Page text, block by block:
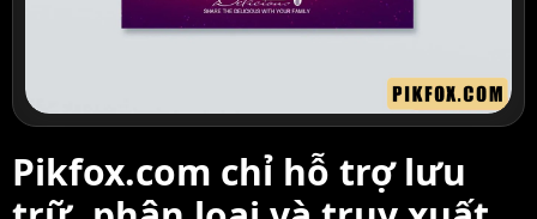
Pikfox.com chỉ hỗ trợ lưu